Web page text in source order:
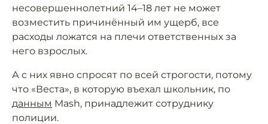
несовершеннолетний 14–18 лет не может
возместить причинённый им ущерб, все
расходы ложатся на плечи ответственных за
него взрослых.
А с них явно спросят по всей строгости, потому
что «Веста», в которую въехал школьник, по
данным Mash, принадлежит сотруднику
полиции.